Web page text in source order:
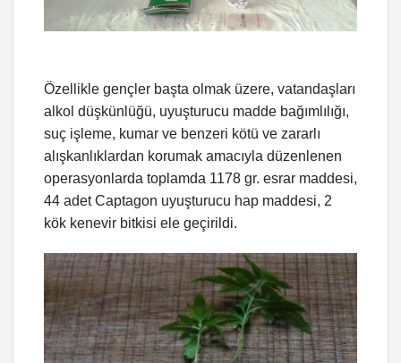
Özellikle gençler başta olmak üzere, vatandaşları
alkol düşkünlüğü, uyuşturucu madde bağımlılığı,
suç işleme, kumar ve benzeri kötü ve zararlı
alışkanlıklardan korumak amacıyla düzenlenen
operasyonlarda toplamda 1178 gr. esrar maddesi,
44 adet Captagon uyuşturucu hap maddesi, 2
kök kenevir bitkisi ele geçirildi.